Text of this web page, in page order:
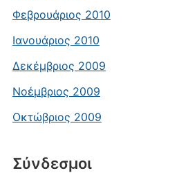
Φεβρουάριος 2010
Ιανουάριος 2010
Δεκέμβριος 2009
Νοέμβριος 2009
Οκτώβριος 2009
Σύνδεσμοι